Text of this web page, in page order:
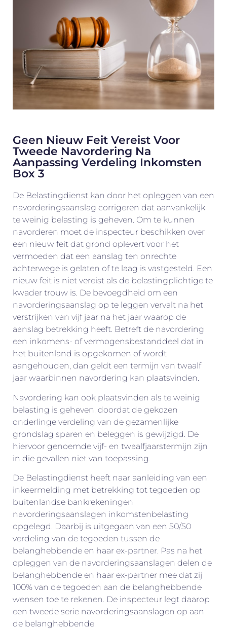
Geen Nieuw Feit Vereist Voor
Tweede Navordering Na
Aanpassing Verdeling Inkomsten
Box 3
De Belastingdienst kan door het opleggen van een
navorderingsaanslag corrigeren dat aanvankelijk
te weinig belasting is geheven. Om te kunnen
navorderen moet de inspecteur beschikken over
een nieuw feit dat grond oplevert voor het
vermoeden dat een aanslag ten onrechte
achterwege is gelaten of te laag is vastgesteld. Een
nieuw feit is niet vereist als de belastingplichtige te
kwader trouw is. De bevoegdheid om een
navorderingsaanslag op te leggen vervalt na het
verstrijken van vijf jaar na het jaar waarop de
aanslag betrekking heeft. Betreft de navordering
een inkomens- of vermogensbestanddeel dat in
het buitenland is opgekomen of wordt
aangehouden, dan geldt een termijn van twaalf
jaar waarbinnen navordering kan plaatsvinden.
Navordering kan ook plaatsvinden als te weinig
belasting is geheven, doordat de gekozen
onderlinge verdeling van de gezamenlijke
grondslag sparen en beleggen is gewijzigd. De
hiervoor genoemde vijf- en twaalfjaarstermijn zijn
in die gevallen niet van toepassing.
De Belastingdienst heeft naar aanleiding van een
inkeermelding met betrekking tot tegoeden op
buitenlandse bankrekeningen
navorderingsaanslagen inkomstenbelasting
opgelegd. Daarbij is uitgegaan van een 50/50
verdeling van de tegoeden tussen de
belanghebbende en haar ex-partner. Pas na het
opleggen van de navorderingsaanslagen delen de
belanghebbende en haar ex-partner mee dat zij
100% van de tegoeden aan de belanghebbende
wensen toe te rekenen. De inspecteur legt daarop
een tweede serie navorderingsaanslagen op aan
de belanghebbende.